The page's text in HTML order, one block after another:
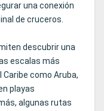
una conexión
de cruceros.
descubrir una
escalas más
como Aruba,
playas
algunas rutas